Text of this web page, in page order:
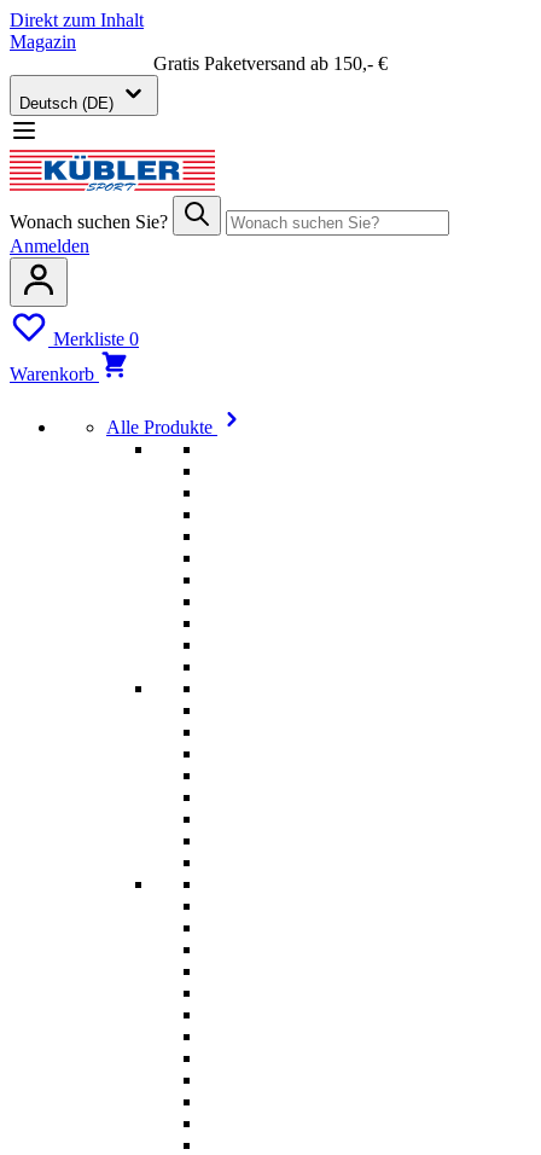
Direkt zum Inhalt
Magazin
Gratis Paketversand ab 150,- €
Deutsch (DE)
Wonach suchen Sie?
Anmelden
Merkliste 0
Warenkorb
Alle Produkte